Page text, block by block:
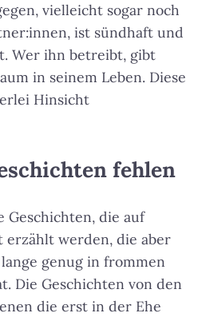
vielleicht sogar noch
ist sündhaft und
Wer ihn betreibt, gibt
in seinem Leben. Diese
Hinsicht
fehlen
Geschichten, die auf
erzählt werden, die aber
genug in frommen
Die Geschichten von den
die erst in der Ehe